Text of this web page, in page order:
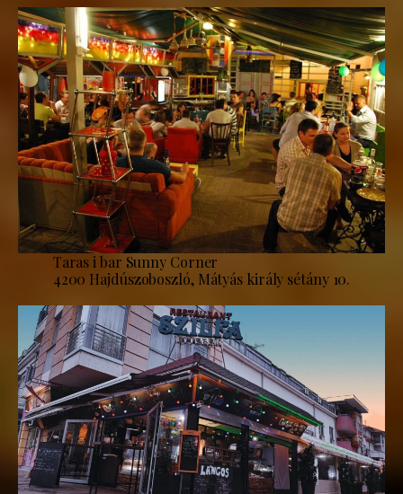
Taras i bar Sunny Corner
4200 Hajdúszoboszló, Mátyás király sétány 10.